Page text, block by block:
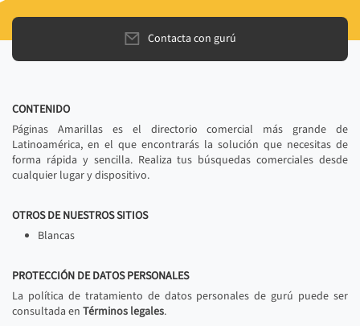
Contacta con gurú
CONTENIDO
Páginas Amarillas es el directorio comercial más grande de
Latinoamérica, en el que encontrarás la solución que necesitas de
forma rápida y sencilla. Realiza tus búsquedas comerciales desde
cualquier lugar y dispositivo.
OTROS DE NUESTROS SITIOS
Blancas
PROTECCIÓN DE DATOS PERSONALES
La política de tratamiento de datos personales de gurú puede ser
consultada en Términos legales.